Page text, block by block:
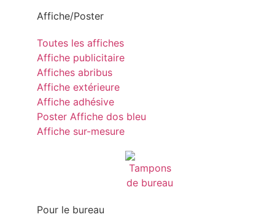
Affiche/Poster
Toutes les affiches
Affiche publicitaire
Affiches abribus
Affiche extérieure
Affiche adhésive
Poster Affiche dos bleu
Affiche sur-mesure
Pour le bureau